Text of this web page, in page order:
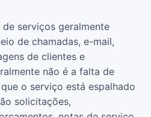
serviços geralmente
de chamadas, e-mail,
de clientes e
não é a falta de
o serviço está espalhado
solicitações,